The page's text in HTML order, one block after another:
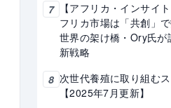
7
【アフリカ・インサイ
フリカ市場は「共創」
世界の架け橋・Ory氏
新戦略
8 次世代養殖に取り組む
【2025年7月更新】